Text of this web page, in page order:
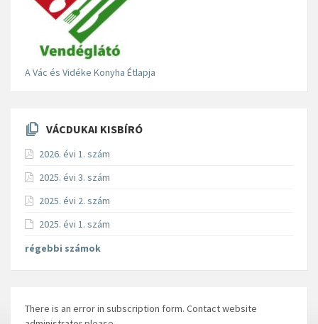
A Vác és Vidéke Konyha Étlapja
VÁCDUKAI KISBÍRÓ
2026. évi 1. szám
2025. évi 3. szám
2025. évi 2. szám
2025. évi 1. szám
régebbi számok
There is an error in subscription form. Contact website